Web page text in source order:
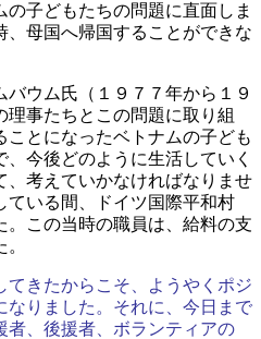
子どもたちの問題に直面しま
、母国へ帰国することができな
ウム氏（１９７７年から１９
理事たちとこの問題に取り組
とになったベトナムの子ども
今後どのように生活していく
、考えていかなければなりませ
ている間、ドイツ国際平和村
。この当時の職員は、給料の支
てきたからこそ、ようやくポジ
なりました。それに、今日まで
者、後援者、ボランティアの